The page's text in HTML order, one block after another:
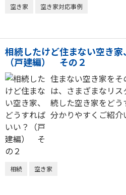
空き家 空き家対応事例
相続したけど住まない空き家
（戸建編） その２
住まない空き家を
は、さまざまなリ
続した空き家をど
分かりやすくご紹介
相続 空き家